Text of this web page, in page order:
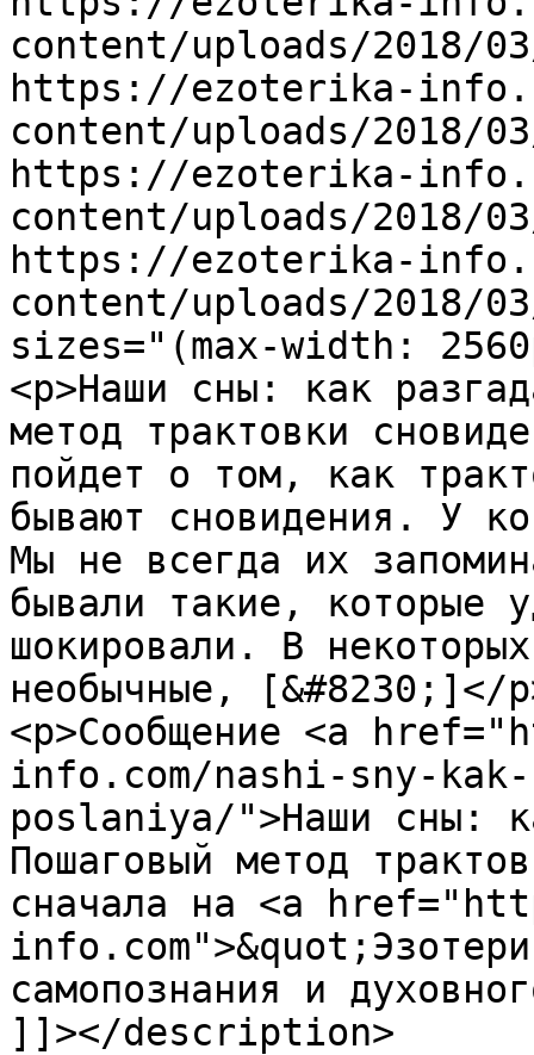
content/uploads/2018/
https://ezoterika-
content/uploads/2018/
https://ezoterika-
content/uploads/2018/
https://ezoterika-
content/uploads/2018/
sizes="(max-width:
<p>Наши сны: как
метод трактовки
пойдет о том, как
бывают сновидения. У
Мы не всегда их
бывали такие, которые
шокировали. В
необычные, [&#8230;]</
<p>Сообщение <a
info.com/nashi-sny-
poslaniya/">Наши сны:
Пошаговый метод
сначала на <a
самопознания и
]]></description>